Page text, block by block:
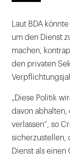
Laut BDA
um den Dienst
machen,
den privaten
„Diese Politik
davon abhalten,
verlassen“, so
sicherzustellen,
Dienst als